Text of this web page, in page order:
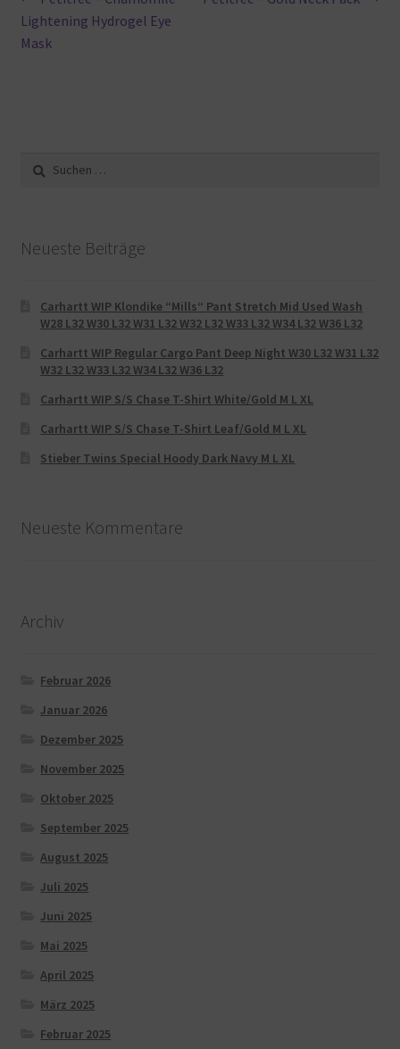
Beitrag:
Lightening Hydrogel Eye
Mask
nach:
Neueste Beiträge
Carhartt WIP Klondike “Mills“ Pant Stretch Mid Used Wash
W28 L32 W30 L32 W31 L32 W32 L32 W33 L32 W34 L32 W36 L32
Carhartt WIP Regular Cargo Pant Deep Night W30 L32 W31 L32
W32 L32 W33 L32 W34 L32 W36 L32
Carhartt WIP S/S Chase T-Shirt White/Gold M L XL
Carhartt WIP S/S Chase T-Shirt Leaf/Gold M L XL
Stieber Twins Special Hoody Dark Navy M L XL
Neueste Kommentare
Archiv
Februar 2026
Januar 2026
Dezember 2025
November 2025
Oktober 2025
September 2025
August 2025
Juli 2025
Juni 2025
Mai 2025
April 2025
März 2025
Februar 2025